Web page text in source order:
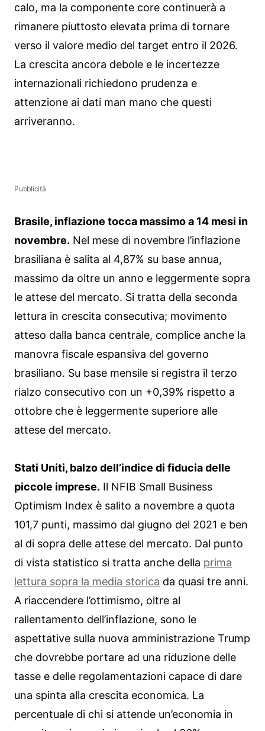
calo, ma la componente core continuerà a
rimanere piuttosto elevata prima di tornare
verso il valore medio del target entro il 2026.
La crescita ancora debole e le incertezze
internazionali richiedono prudenza e
attenzione ai dati man mano che questi
arriveranno.
Pubblicità
Brasile, inflazione tocca massimo a 14 mesi in
novembre. Nel mese di novembre l’inflazione
brasiliana è salita al 4,87% su base annua,
massimo da oltre un anno e leggermente sopra
le attese del mercato. Si tratta della seconda
lettura in crescita consecutiva; movimento
atteso dalla banca centrale, complice anche la
manovra fiscale espansiva del governo
brasiliano. Su base mensile si registra il terzo
rialzo consecutivo con un +0,39% rispetto a
ottobre che è leggermente superiore alle
attese del mercato.
Stati Uniti, balzo dell’indice di fiducia delle
piccole imprese. Il NFIB Small Business
Optimism Index è salito a novembre a quota
101,7 punti, massimo dal giugno del 2021 e ben
al di sopra delle attese del mercato. Dal punto
di vista statistico si tratta anche della prima
lettura sopra la media storica da quasi tre anni.
A riaccendere l’ottimismo, oltre al
rallentamento dell’inflazione, sono le
aspettative sulla nuova amministrazione Trump
che dovrebbe portare ad una riduzione delle
tasse e delle regolamentazioni capace di dare
una spinta alla crescita economica. La
percentuale di chi si attende un’economia in